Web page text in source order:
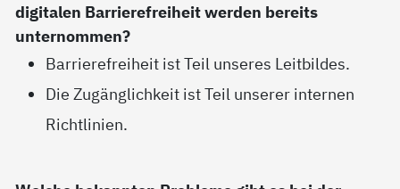
digitalen Barrierefreiheit werden bereits
unternommen?
Barrierefreiheit ist Teil unseres Leitbildes.
Die Zugänglichkeit ist Teil unserer internen
Richtlinien.